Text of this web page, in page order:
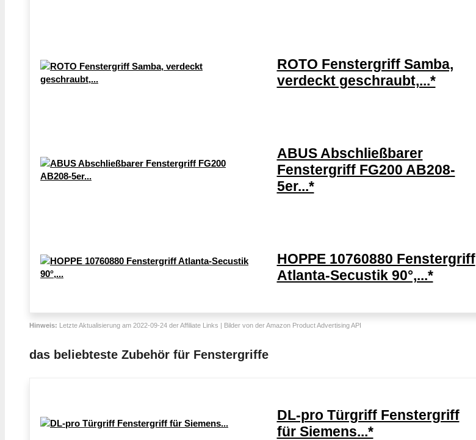
ROTO Fenstergriff Samba,
verdeckt geschraubt,...*
ABUS Abschließbarer
Fenstergriff FG200 AB208-
5er...*
HOPPE 10760880 Fenstergriff
Atlanta-Secustik 90°,...*
Hinweis: Letzte Aktualisierung am 2022-09-24 der Affiliate Links | Bilder von der Amazon Product Advertising API
das beliebteste Zubehör für Fenstergriffe
DL-pro Türgriff Fenstergriff
für Siemens...*